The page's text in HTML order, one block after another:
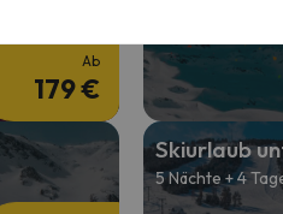
Ab
179 €
Skiurlaub
5 Nächte + 4